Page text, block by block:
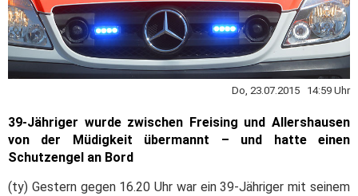
Do, 23.07.2015 14:59 Uhr
39-Jähriger wurde zwischen Freising und Allershausen
von der Müdigkeit übermannt – und hatte einen
Schutzengel an Bord
(ty) Gestern gegen 16.20 Uhr war ein 39-Jähriger mit seinem